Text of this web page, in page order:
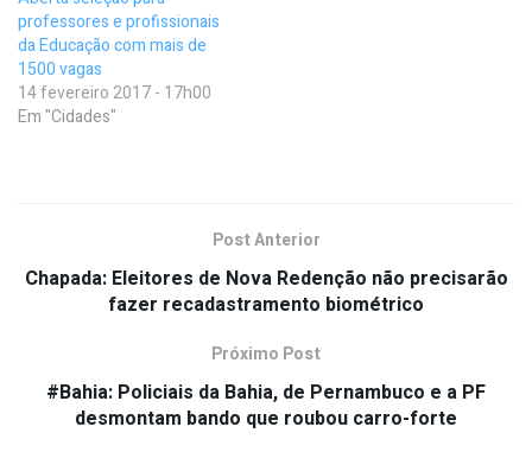
professores e profissionais
da Educação com mais de
1500 vagas
14 fevereiro 2017 - 17h00
Em "Cidades"
Post Anterior
Chapada: Eleitores de Nova Redenção não precisarão
fazer recadastramento biométrico
Próximo Post
#Bahia: Policiais da Bahia, de Pernambuco e a PF
desmontam bando que roubou carro-forte